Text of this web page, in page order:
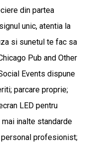
din partea
unic, atentia la
si sunetul te fac sa
Pub and Other
Events dispune
parcare proprie;
LED pentru
inalte standarde
personal profesionist;